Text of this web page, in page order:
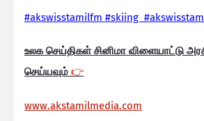
#akswisstamilfm #skiing
உலக செய்திகள் சினிமா விளையாட்டு
செய்யவும் 👉
www.akstamilmedia.com